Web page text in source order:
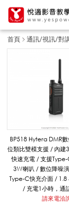
首頁 通訊/視訊/對
R
數
BP518 Hytera DMR
位類比雙模支援 / 內建
快速充電 / 支援
3W喇叭 / 數位降噪
Type-C快充介面 / 1.8
/ 充電1小時，通
請來電洽